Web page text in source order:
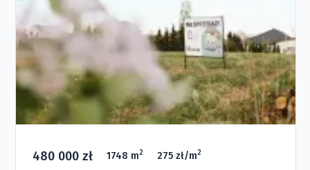
480 000 zł 1748 m2 275 zł/m2